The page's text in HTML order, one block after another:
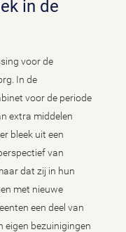
in de
voor de
In de
voor de periode
extra middelen
bleek uit een
van
dat zij in hun
met nieuwe
een deel van
eigen bezuinigingen